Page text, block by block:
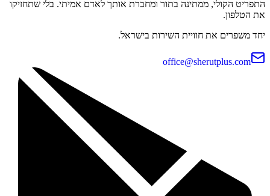
התפריט הקולי, ממתינה בתור ומחברת אותך לאדם אמיתי. בלי שתחזיקו
את הטלפון.
יחד משפרים את חוויית השירות בישראל.
office@sherutplus.com